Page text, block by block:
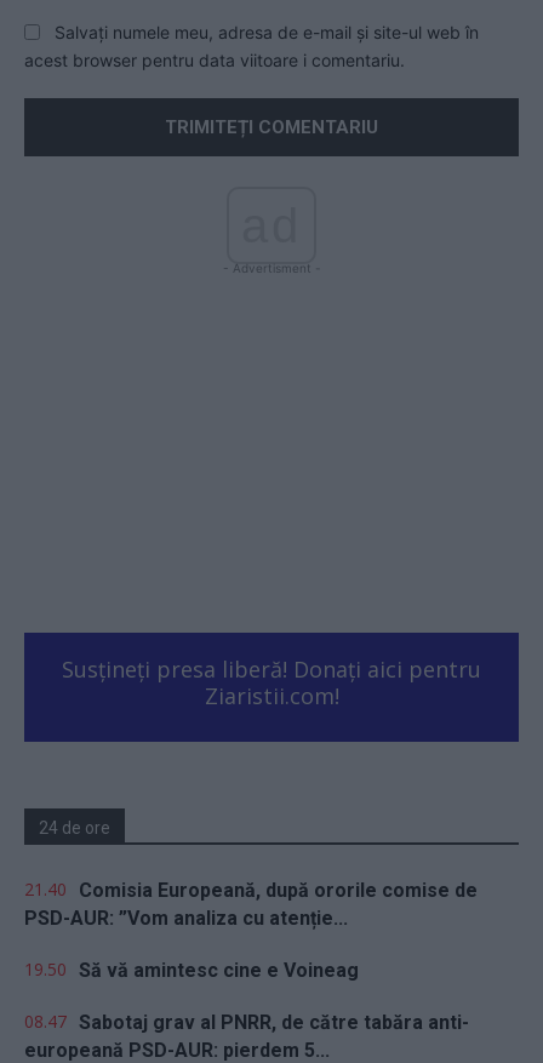
Salvați numele meu, adresa de e-mail și site-ul web în
acest browser pentru data viitoare i comentariu.
- Advertisment -
Susțineți presa liberă! Donați aici pentru
Ziaristii.com!
24 de ore
21.40
Comisia Europeană, după ororile comise de
PSD-AUR: ”Vom analiza cu atenție...
19.50 Să vă amintesc cine e Voineag
08.47 Sabotaj grav al PNRR, de către tabăra anti-
europeană PSD-AUR: pierdem 5...